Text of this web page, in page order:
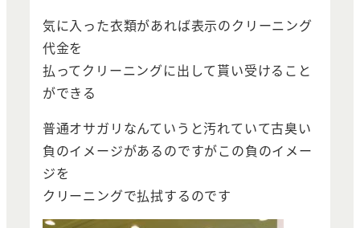
気に入った衣類があれば表示のクリーニング
代金を
払ってクリーニングに出して貰い受けること
ができる
普通オサガリなんていうと汚れていて古臭い
負のイメージがあるのですがこの負のイメー
ジを
クリーニングで払拭するのです